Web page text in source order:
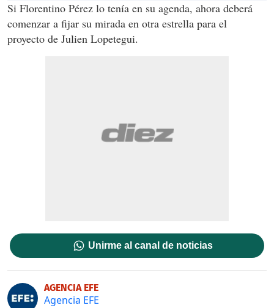
Si Florentino Pérez lo tenía en su agenda, ahora deberá
comenzar a fijar su mirada en otra estrella para el
proyecto de Julien Lopetegui.
Unirme al canal de noticias
AGENCIA EFE
Agencia EFE